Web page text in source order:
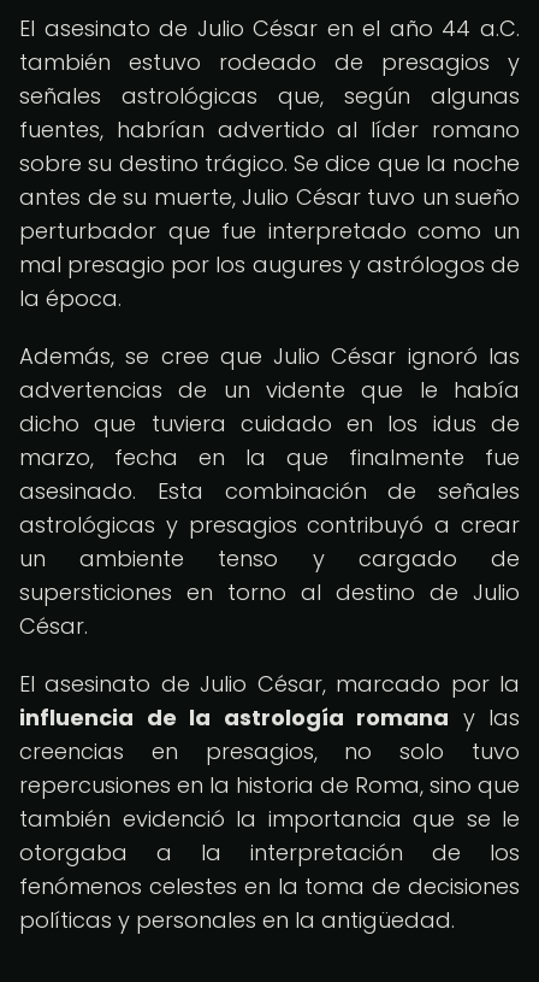
El asesinato de Julio César en el año 44 a.C.
también estuvo rodeado de presagios y
señales astrológicas que, según algunas
fuentes, habrían advertido al líder romano
sobre su destino trágico. Se dice que la noche
antes de su muerte, Julio César tuvo un sueño
perturbador que fue interpretado como un
mal presagio por los augures y astrólogos de
la época.
Además, se cree que Julio César ignoró las
advertencias de un vidente que le había
dicho que tuviera cuidado en los idus de
marzo, fecha en la que finalmente fue
asesinado. Esta combinación de señales
astrológicas y presagios contribuyó a crear
un ambiente tenso y cargado de
supersticiones en torno al destino de Julio
César.
El asesinato de Julio César, marcado por la
influencia de la astrología romana y las
creencias en presagios, no solo tuvo
repercusiones en la historia de Roma, sino que
también evidenció la importancia que se le
otorgaba a la interpretación de los
fenómenos celestes en la toma de decisiones
políticas y personales en la antigüedad.